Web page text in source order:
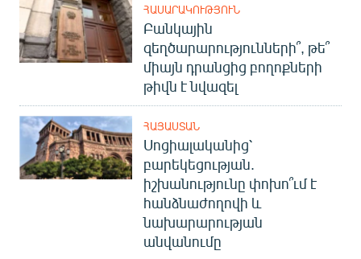
ՁԳՏԵԼՈՎ ԼԱՎԱԳՈՒՅՆԻՆ
ՓՈԴՔԱՍԹ
English
Русский
ՀԱՍԱՐԱԿՈՒԹՅՈՒՆ
Բանկային
զեղծարարությունների՞, թե՞
միայն դրանցից բողոքների
թիվն է նվազել
ՀԱՅԱՍՏԱՆ
Սոցիալականից՝
բարեկեցության.
իշխանությունը փոխո՞ւմ է
հանձնաժողովի և
նախարարության
անվանումը